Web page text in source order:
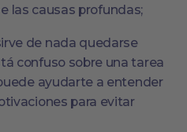
las causas profundas;
de nada quedarse
confuso sobre una tarea
ayudarte a entender
para evitar